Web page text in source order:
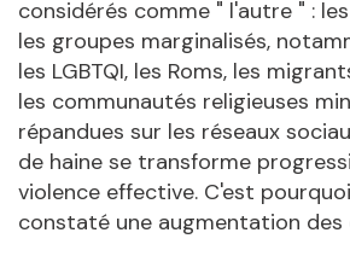
considérés comme " l'autre " :
les groupes marginalisés,
les LGBTQI, les Roms, les
les communautés religieuses
répandues sur les réseaux
de haine se transforme
violence effective. C'est
constaté une augmentation des